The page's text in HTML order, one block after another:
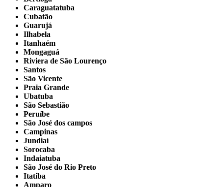
Caraguatatuba
Cubatão
Guarujá
Ilhabela
Itanhaém
Mongaguá
Riviera de São Lourenço
Santos
São Vicente
Praia Grande
Ubatuba
São Sebastião
Peruíbe
São José dos campos
Campinas
Jundiaí
Sorocaba
Indaiatuba
São José do Rio Preto
Itatiba
Amparo